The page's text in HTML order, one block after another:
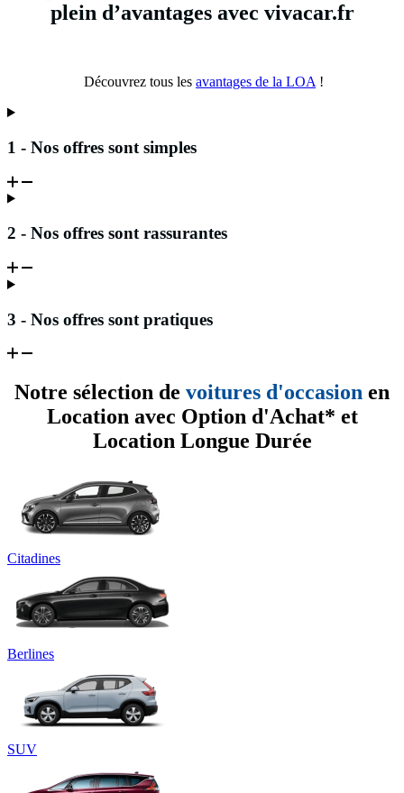
plein d’avantages avec vivacar.fr
Découvrez tous les avantages de la LOA !
1 - Nos offres sont simples
2 - Nos offres sont rassurantes
3 - Nos offres sont pratiques
Notre sélection de voitures d'occasion en
Location avec Option d'Achat* et
Location Longue Durée
Citadines
Berlines
SUV